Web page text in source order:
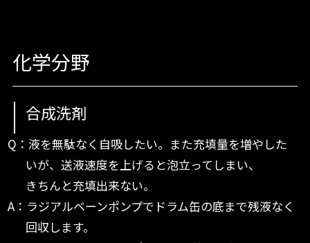
化学分野
合成洗剤
Q：液を無駄なく自吸したい。また充填量を増やした
いが、送液速度を上げると泡立ってしまい、
きちんと充填出来ない。
A：ラジアルベーンポンプでドラム缶の底まで残液なく
回収します。